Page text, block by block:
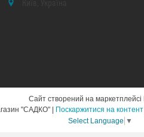
Сайт створений на маркетплейсі
Поскаржитися на контент
Select Language ▼